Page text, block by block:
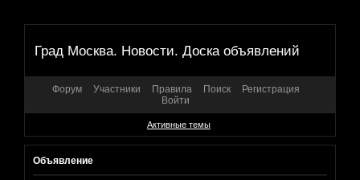
Град Москва. Новости. Доска объявлений
Форум Участники Правила Поиск
Регистрация
Войти
Активные темы
Объявление